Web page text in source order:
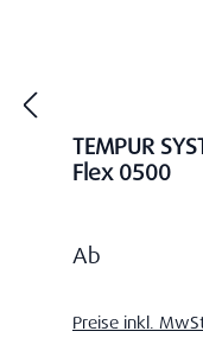
TEMPUR
Flex 0500
Regulärer
Ab
Preise inkl.